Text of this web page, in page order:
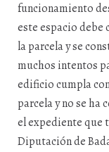
funcionamiento
este espacio debe
la parcela y se
muchos intentos
edificio cumpla
parcela y no se
el expediente que
Diputación de